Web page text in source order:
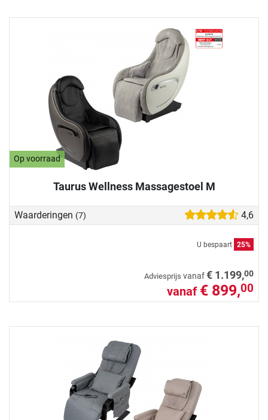
Op voorraad
Taurus Wellness Massagestoel M
Waarderingen (7) 4,6
U bespaart 25%
Adviesprijs vanaf€ 1.199,00
vanaf € 899,00